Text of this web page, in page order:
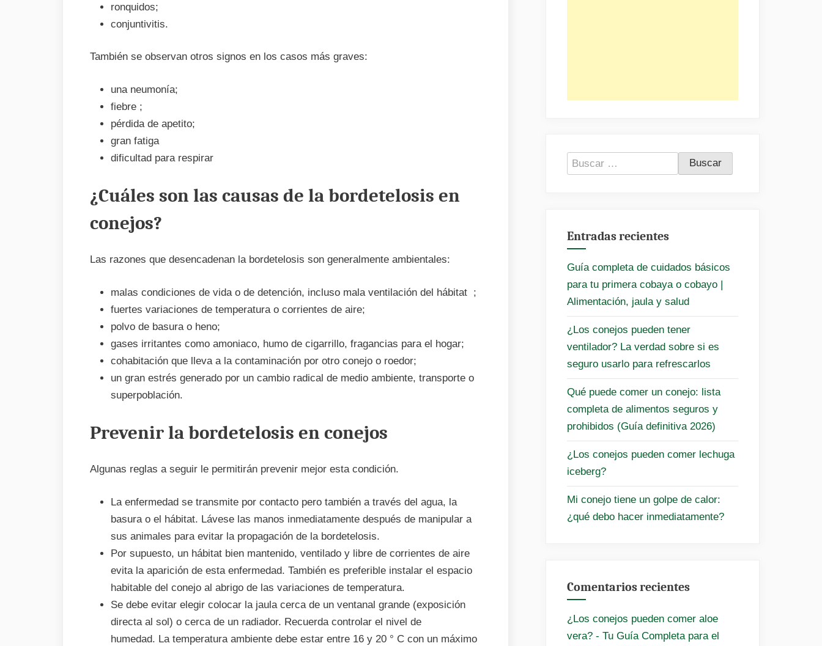
ronquidos;
conjuntivitis.
También se observan otros signos en los casos más graves:
una neumonía;
fiebre ;
pérdida de apetito;
gran fatiga
dificultad para respirar
¿Cuáles son las causas de la bordetelosis en
conejos?
Las razones que desencadenan la bordetelosis son generalmente ambientales:
malas condiciones de vida o de detención, incluso mala ventilación del hábitat ;
fuertes variaciones de temperatura o corrientes de aire;
polvo de basura o heno;
gases irritantes como amoniaco, humo de cigarrillo, fragancias para el hogar;
cohabitación que lleva a la contaminación por otro conejo o roedor;
un gran estrés generado por un cambio radical de medio ambiente, transporte o
superpoblación.
Prevenir la bordetelosis en conejos
Algunas reglas a seguir le permitirán prevenir mejor esta condición.
La enfermedad se transmite por contacto pero también a través del agua, la
basura o el hábitat. Lávese las manos inmediatamente después de manipular a
sus animales para evitar la propagación de la bordetelosis.
Por supuesto, un hábitat bien mantenido, ventilado y libre de corrientes de aire
evita la aparición de esta enfermedad. También es preferible instalar el espacio
habitable del conejo al abrigo de las variaciones de temperatura.
Se debe evitar elegir colocar la jaula cerca de un ventanal grande (exposición
directa al sol) o cerca de un radiador. Recuerda controlar el nivel de
humedad. La temperatura ambiente debe estar entre 16 y 20 ° C con un máximo
Buscar:
Entradas recientes
Guía completa de cuidados básicos
para tu primera cobaya o cobayo |
Alimentación, jaula y salud
¿Los conejos pueden tener
ventilador? La verdad sobre si es
seguro usarlo para refrescarlos
Qué puede comer un conejo: lista
completa de alimentos seguros y
prohibidos (Guía definitiva 2026)
¿Los conejos pueden comer lechuga
iceberg?
Mi conejo tiene un golpe de calor:
¿qué debo hacer inmediatamente?
Comentarios recientes
¿Los conejos pueden comer aloe
vera? - Tu Guía Completa para el